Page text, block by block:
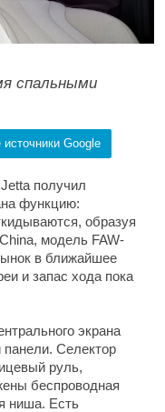
спальными
Google
получил
функцию:
образуя
модель FAW-
в ближайшее
и запас хода пока
экрана
Селектор
руль,
беспроводная
ниша. Есть